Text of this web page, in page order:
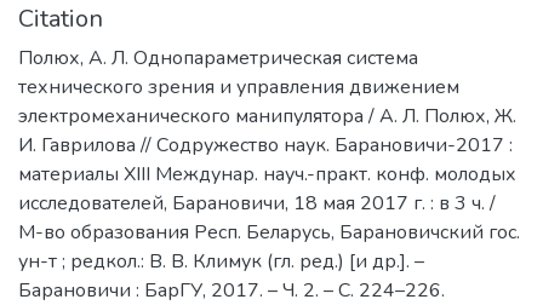
Citation
Полюх, А. Л. Однопараметрическая система
технического зрения и управления движением
электромеханического манипулятора / А. Л. Полюх, Ж.
И. Гаврилова // Содружество наук. Барановичи-2017 :
материалы XIII Междунар. науч.-практ. конф. молодых
исследователей, Барановичи, 18 мая 2017 г. : в 3 ч. /
М-во образования Респ. Беларусь, Барановичский гос.
ун-т ; редкол.: В. В. Климук (гл. ред.) [и др.]. –
Барановичи : БарГУ, 2017. – Ч. 2. – С. 224–226.